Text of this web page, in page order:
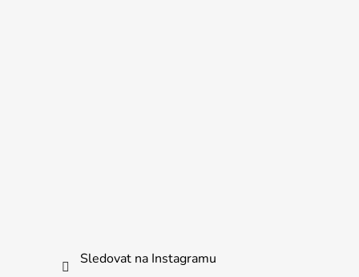
Sledovat na Instagramu